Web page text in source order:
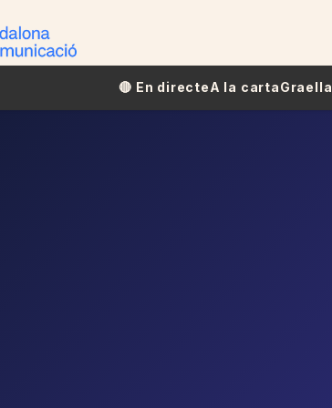
🔴​​ En directeA la cartaGraella